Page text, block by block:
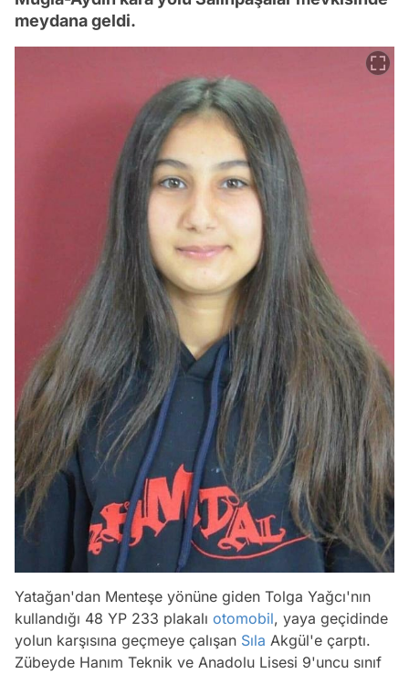
meydana geldi.
Yatağan'dan Menteşe yönüne giden Tolga Yağcı'nın
kullandığı 48 YP 233 plakalı otomobil, yaya geçidinde
yolun karşısına geçmeye çalışan Sıla Akgül'e çarptı.
Zübeyde Hanım Teknik ve Anadolu Lisesi 9'uncu sınıf